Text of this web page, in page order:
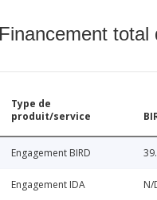
Financement total
Type de
produit/service
Engagement BIRD
Engagement IDA N/